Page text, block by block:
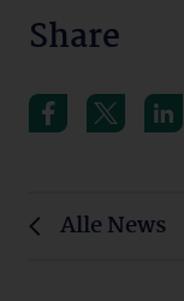
Share
Alle News